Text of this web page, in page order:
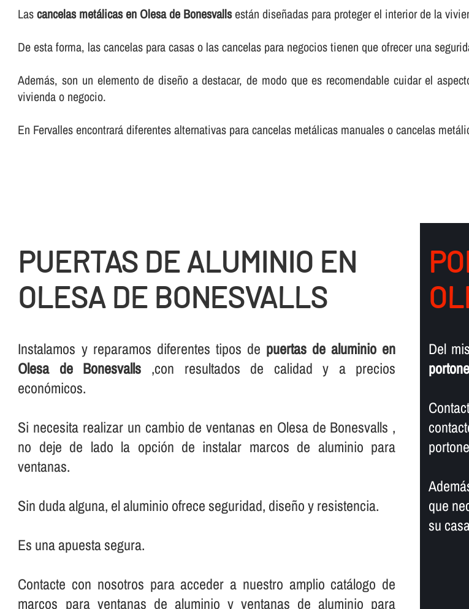
Lascancelas metálicas en Olesa de Bonesvallsestán diseñadas para proteger el interior de la
De esta forma, las cancelas para casas o las cancelas para negocios tienen que ofrecer una
Además, son un elemento de diseño a destacar, de modo que es recomendable cuidar el
vivienda o negocio.
En Fervalles encontrará diferentes alternativas para cancelas metálicas manuales o cancelas
PUERTAS DE ALUMINIO EN
OLESA DE BONESVALLS
Instalamos y reparamos diferentes tipos de puertas de aluminio en
Olesa de Bonesvalls ,con resultados de calidad y a precios
económicos.
Si necesita realizar un cambio de ventanas en Olesa de Bonesvalls ,
no deje de lado la opción de instalar marcos de aluminio para
ventanas.
Sin duda alguna, el aluminio ofrece seguridad, diseño y resistencia.
Es una apuesta segura.
Contacte con nosotros para acceder a nuestro amplio catálogo de
marcos para ventanas de aluminio y ventanas de aluminio para
Del
que
su